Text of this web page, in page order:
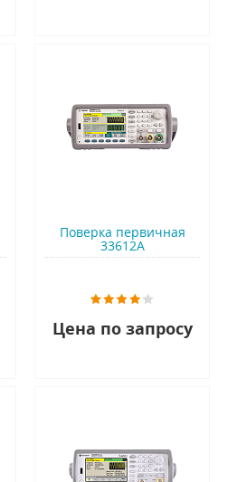
Поверка первичная
33612A
Цена по запросу